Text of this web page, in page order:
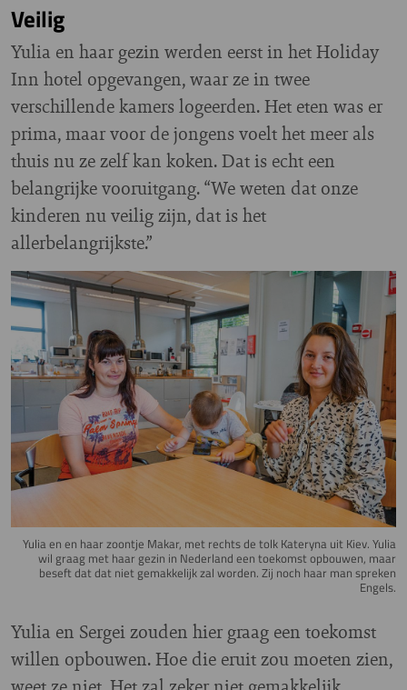
Veilig
Yulia en haar gezin werden eerst in het Holiday
Inn hotel opgevangen, waar ze in twee
verschillende kamers logeerden. Het eten was er
prima, maar voor de jongens voelt het meer als
thuis nu ze zelf kan koken. Dat is echt een
belangrijke vooruitgang. “We weten dat onze
kinderen nu veilig zijn, dat is het
allerbelangrijkste.”
Image
Yulia en en haar zoontje Makar, met rechts de tolk Kateryna uit Kiev. Yulia
wil graag met haar gezin in Nederland een toekomst opbouwen, maar
beseft dat dat niet gemakkelijk zal worden. Zij noch haar man spreken
Engels.
Yulia en Sergei zouden hier graag een toekomst
willen opbouwen. Hoe die eruit zou moeten zien,